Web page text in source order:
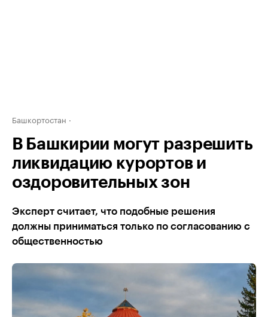
Башкортостан
В Башкирии могут разрешить
ликвидацию курортов и
оздоровительных зон
Эксперт считает, что подобные решения
должны приниматься только по согласованию с
общественностью